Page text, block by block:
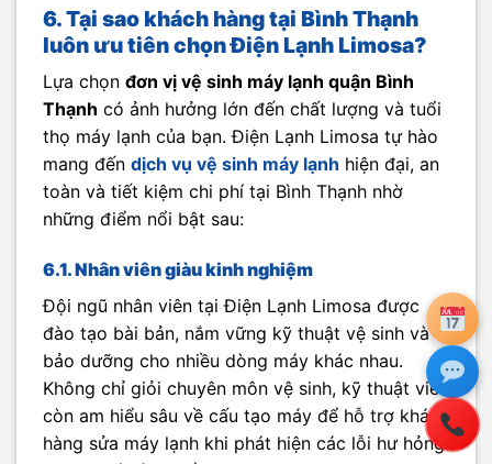
6.Tại sao khách hàng tại Bình Thạnh
luôn ưu tiên chọn Điện Lạnh Limosa?
Lựa chọn đơn vị vệ sinh máy lạnh quận Bình
Thạnh có ảnh hưởng lớn đến chất lượng và tuổi
thọ máy lạnh của bạn. Điện Lạnh Limosa tự hào
mang đến dịch vụ vệ sinh máy lạnh hiện đại, an
toàn và tiết kiệm chi phí tại Bình Thạnh nhờ
những điểm nổi bật sau:
6.1. Nhân viên giàu kinh nghiệm
Đội ngũ nhân viên tại Điện Lạnh Limosa được
đào tạo bài bản, nắm vững kỹ thuật vệ sinh và
bảo dưỡng cho nhiều dòng máy khác nhau.
Không chỉ giỏi chuyên môn vệ sinh, kỹ thuật viên
còn am hiểu sâu về cấu tạo máy để hỗ trợ khách
hàng sửa máy lạnh khi phát hiện các lỗi hư hỏng